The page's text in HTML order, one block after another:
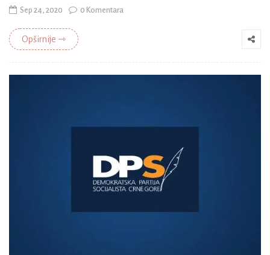
Sep 24, 2020 0 Komentara
Opširnije ⇾